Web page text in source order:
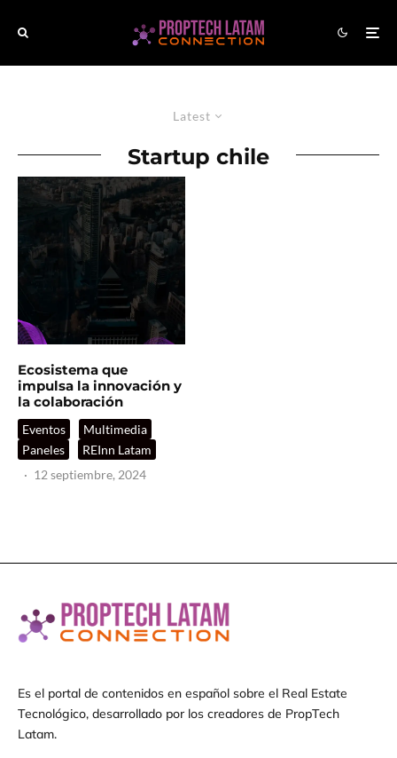
Latest
Startup chile
Ecosistema que
impulsa la innovación y
la colaboración
Eventos
Multimedia
Paneles
REInn Latam
· 12 septiembre, 2024
Es el portal de contenidos en español sobre el Real Estate
Tecnológico, desarrollado por los creadores de PropTech
Latam.